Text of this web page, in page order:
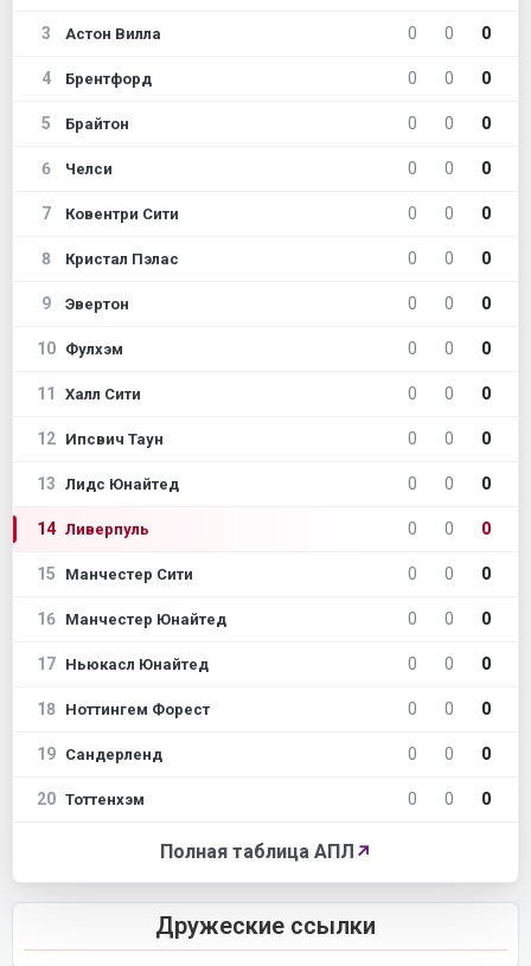
3 Астон Вилла 0 0 0
4 Брентфорд 0 0 0
5 Брайтон 0 0 0
6 Челси 0 0 0
7 Ковентри Сити 0 0 0
8 Кристал Пэлас 0 0 0
9 Эвертон 0 0 0
10 Фулхэм 0 0 0
11 Халл Сити 0 0 0
12 Ипсвич Таун 0 0 0
13 Лидс Юнайтед 0 0 0
14 Ливерпуль 0 0 0
15 Манчестер Сити 0 0 0
16 Манчестер Юнайтед 0 0 0
17 Ньюкасл Юнайтед 0 0 0
18 Ноттингем Форест 0 0 0
19 Сандерленд 0 0 0
20 Тоттенхэм 0 0 0
Полная таблица АПЛ ↗
Дружеские ссылки